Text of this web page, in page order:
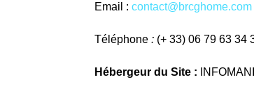
Email : contact@brcghome.com
Téléphone : (+ 33) 06 79 63 34
Hébergeur du Site :